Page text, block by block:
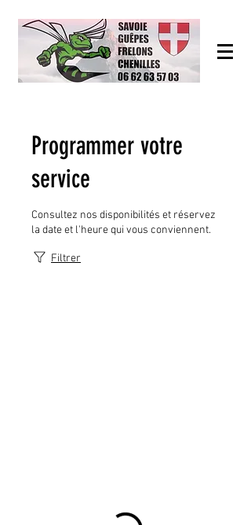
Programmer votre
service
Consultez nos disponibilités et réservez
la date et l'heure qui vous conviennent.
Filtrer